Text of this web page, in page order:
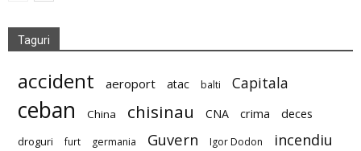
Taguri
accident aeroport atac balti Capitala
ceban China chisinau CNA crima deces
droguri furt germania Guvern Igor Dodon incendiu